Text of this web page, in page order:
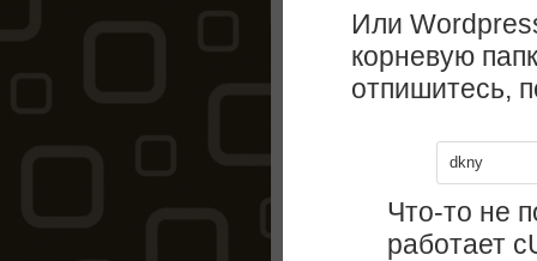
Или
корневую
отпишитесь,
dkny
Что-то не
работает